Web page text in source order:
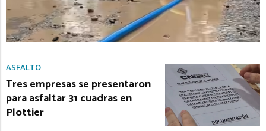
ASFALTO
Tres empresas se presentaron
para asfaltar 31 cuadras en
Plottier